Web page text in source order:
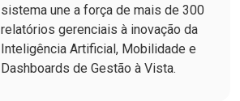
sistema une a força de mais de 300
relatórios gerenciais à inovação da
Inteligência Artificial, Mobilidade e
Dashboards de Gestão à Vista.